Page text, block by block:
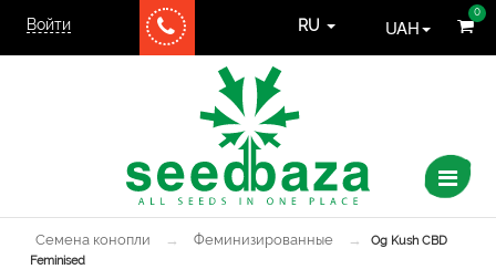
Войти
0
RU UAH
Семена конопли → Феминизированные →
Og Kush CBD
Feminised